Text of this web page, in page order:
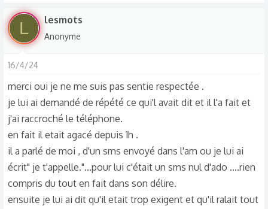
L lesmots
Anonyme
16/4/24
merci oui je ne me suis pas sentie respectée .
je lui ai demandé de répété ce qui'l avait dit et il l'a fait et
j'ai raccroché le téléphone.
en fait il etait agacé depuis 1h .
il a parlé de moi , d'un sms envoyé dans l'am ou je lui ai
écrit" je t'appelle."...pour lui c'était un sms nul d'ado ....rien
compris du tout en fait dans son délire.
ensuite je lui ai dit qu'il etait trop exigent et qu'il ralait tout